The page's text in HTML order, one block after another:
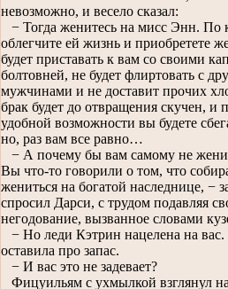
невозможно, и весело сказал:
− Тогда женитесь на мисс Энн. По
облегчите ей жизнь и приобретете
будет приставать к вам со своими
болтовней, не будет флиртовать с
мужчинами и не доставит прочих
брак будет до отвращения скучен, и
удобной возможности вы будете
но, раз вам все равно…
− А почему бы вам самому не
Вы что-то говорили о том, что
жениться на богатой наследнице, −
спросил Дарси, с трудом подавляя
негодование, вызванное словами
− Но леди Кэтрин нацелена на
оставила про запас.
− И вас это не задевает?
Фицуильям с ухмылкой взглянул